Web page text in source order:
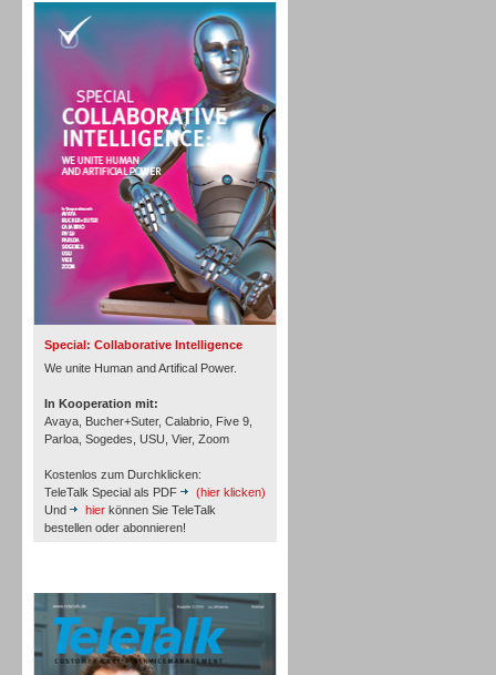
Special: Collaborative Intelligence
We unite Human and Artifical Power.
In Kooperation mit:
Avaya, Bucher+Suter, Calabrio, Five 9,
Parloa, Sogedes, USU, Vier, Zoom
Kostenlos zum Durchklicken:
TeleTalk Special als PDF
(hier klicken)
Und
hier können Sie TeleTalk
bestellen oder abonnieren!
Personal
Inbound